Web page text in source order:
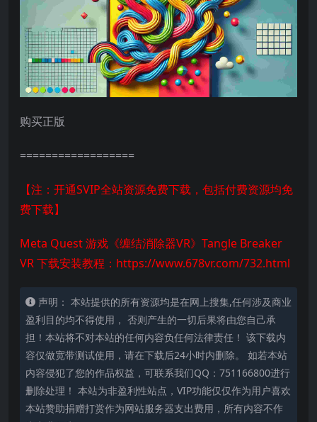
购买正版
==================
【注：开通SVIP全站资源免费下载，包括付费资源均免
费下载】
Meta Quest 游戏《缠结消除器VR》Tangle Breaker
VR 下载安装教程： https://www.678vr.com/732.html
声明： 本站提供的所有资源均是在网上搜集,任何涉及商业
盈利目的均不得使用， 否则产生的一切后果将由您自己承
担！本站将不对本站的任何内容负任何法律责任！ 该下载内
容仅做宽带测试使用，请在下载后24小时内删除。 如若本站
内容侵犯了您的作品权益，可联系我们QQ：751166800进行
删除处理！ 本站为非盈利性站点，VIP功能仅仅作为用户喜欢
本站赞助捐赠打赏作为网站服务器支出费用，所有内容不作